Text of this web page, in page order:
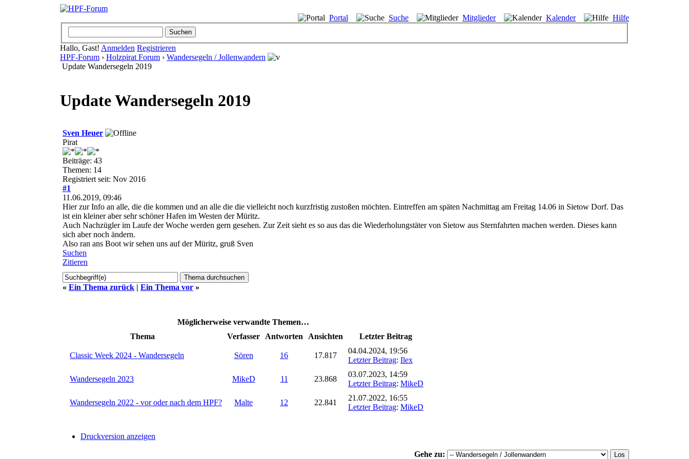
Portal Suche Mitglieder Kalender Hilfe
Hallo, Gast! Anmelden Registrieren
HPF-Forum › Holzpirat Forum › Wandersegeln / Jollenwandern
Update Wandersegeln 2019
Update Wandersegeln 2019
Sven Heuer
Pirat
Beiträge: 43
Themen: 14
Registriert seit: Nov 2016
#1
11.06.2019, 09:46
Hier zur Info an alle, die die kommen und an alle die die vielleicht noch kurzfristig zustoßen möchten. Eintreffen am späten Nachmittag am Freitag 14.06 in Sietow Dorf. Das
ist ein kleiner aber sehr schöner Hafen im Westen der Müritz.
Auch Nachzügler im Laufe der Woche werden gern gesehen. Zur Zeit sieht es so aus das die Wiederholungstäter von Sietow aus Sternfahrten machen werden. Dieses kann
sich aber noch ändern.
Also ran ans Boot wir sehen uns auf der Müritz, gruß Sven
Suchen
Zitieren
« Ein Thema zurück Ein Thema vor »
Möglicherweise verwandte Themen…
Thema
Verfasser Antworten Ansichten Letzter Beitrag
Classic Week 2024 - Wandersegeln Sören 16 17.817
04.04.2024, 19:56
Letzter Beitrag: Ilex
Wandersegeln 2023 MikeD 11 23.868
03.07.2023, 14:59
Letzter Beitrag: MikeD
Wandersegeln 2022 - vor oder nach dem HPF? Malte 12 22.841
21.07.2022, 16:55
Letzter Beitrag: MikeD
Druckversion anzeigen
Gehe zu: